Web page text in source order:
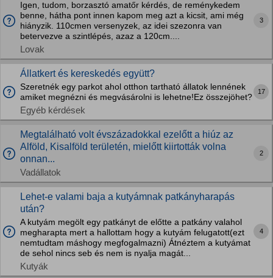
Igen, tudom, borzasztó amatőr kérdés, de reménykedem
benne, hátha pont innen kapom meg azt a kicsit, ami még
hiányzik. 110cmen versenyzek, az idei szezonra van
betervezve a szintlépés, azaz a 120cm....
Lovak
3
Állatkert és kereskedés együtt?
Szeretnék egy parkot ahol otthon tartható állatok lennének
amiket megnézni és megvásárolni is lehetne!Ez összejöhet?
Egyéb kérdések
17
Megtalálható volt évszázadokkal ezelőtt a hiúz az
Alföld, Kisalföld területén, mielőtt kiirtották volna
onnan...
Vadállatok
2
Lehet-e valami baja a kutyámnak patkányharapás
után?
A kutyám megölt egy patkányt de előtte a patkány valahol
megharapta mert a hallottam hogy a kutyám felugatott(ezt
nemtudtam máshogy megfogalmazni) Átnéztem a kutyámat
de sehol nincs seb és nem is nyalja magát...
Kutyák
4